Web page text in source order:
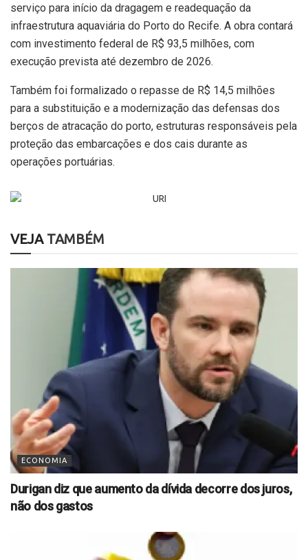
serviço para início da dragagem e readequação da
infraestrutura aquaviária do Porto do Recife. A obra contará
com investimento federal de R$ 93,5 milhões, com
execução prevista até dezembro de 2026.
Também foi formalizado o repasse de R$ 14,5 milhões
para a substituição e a modernização das defensas dos
berços de atracação do porto, estruturas responsáveis pela
proteção das embarcações e dos cais durante as
operações portuárias.
VEJATAMBÉM
ECONOMIA
Durigan diz que aumento da dívida decorre dos juros,
não dos gastos